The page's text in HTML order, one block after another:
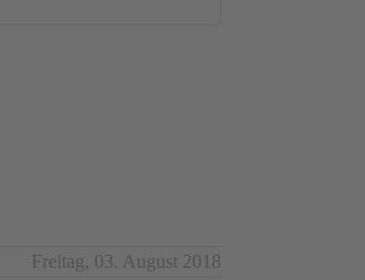
Freitag, 03. August 2018